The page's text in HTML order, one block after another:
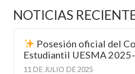
NOTICIAS
Posesión oficial del
Estudiantil UESMA
11 DE JULIO DE 2025